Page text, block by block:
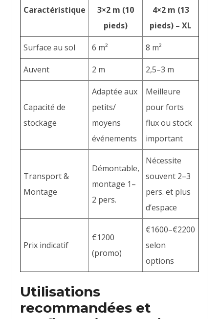
Caractéristique
3×2 m (10
pieds)
4×2 m (13
pieds) – XL
Surface au sol 6 m² 8 m²
Auvent 2 m 2,5–3 m
Capacité de
stockage
Adaptée aux
petits/
moyens
événements
Meilleure
pour forts
flux ou stock
important
Transport &
Montage
Démontable,
montage 1–
2 pers.
Nécessite
souvent 2–3
pers. et plus
d’espace
Prix indicatif
€1200
(promo)
€1600–€2200
selon
options
Utilisations
recommandées et